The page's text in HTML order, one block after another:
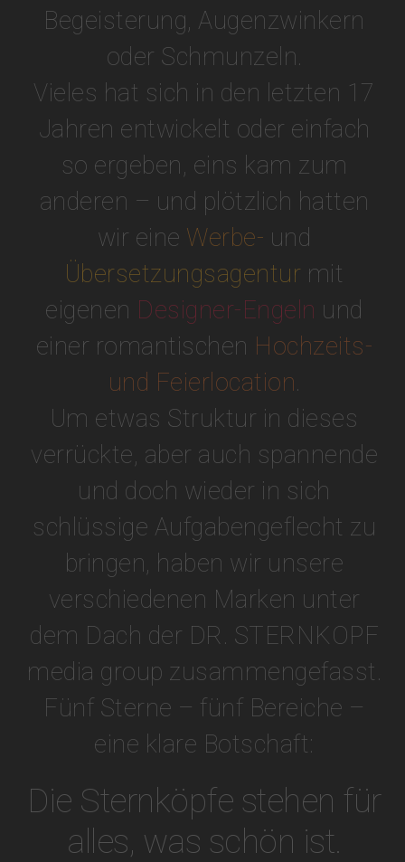
Begeisterung, Augenzwinkern
oder Schmunzeln.
Vieles hat sich in den letzten 17
Jahren entwickelt oder einfach
so ergeben, eins kam zum
anderen – und plötzlich hatten
wir eine Werbe- und
Übersetzungsagentur mit
eigenen Designer-Engeln und
einer romantischen Hochzeits-
und Feierlocation.
Um etwas Struktur in dieses
verrückte, aber auch spannende
und doch wieder in sich
schlüssige Aufgabengeflecht zu
bringen, haben wir unsere
verschiedenen Marken unter
dem Dach der DR. STERNKOPF
media group zusammengefasst.
Fünf Sterne – fünf Bereiche –
eine klare Botschaft:
Die Sternköpfe stehen für
alles, was schön ist.